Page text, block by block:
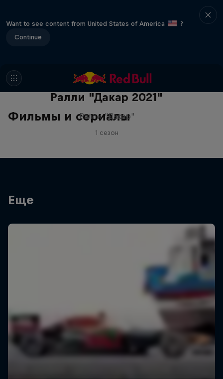
Want to see content from United States of America
?
Continue
Фильмы и сериалы
Ралли "Дакар 2021"
Ралли "Дакар"
1 сезон
Еще